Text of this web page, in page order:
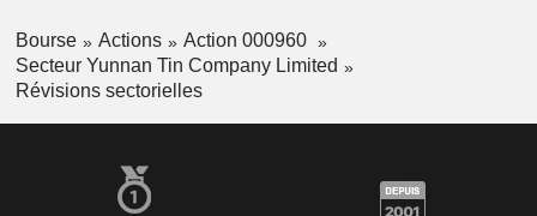
Bourse Actions
Action 000960
Secteur Yunnan Tin Company Limited
Révisions sectorielles